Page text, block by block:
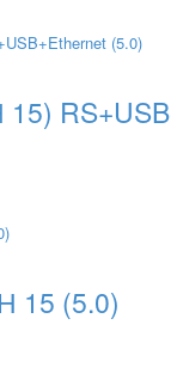
15 (5.0)